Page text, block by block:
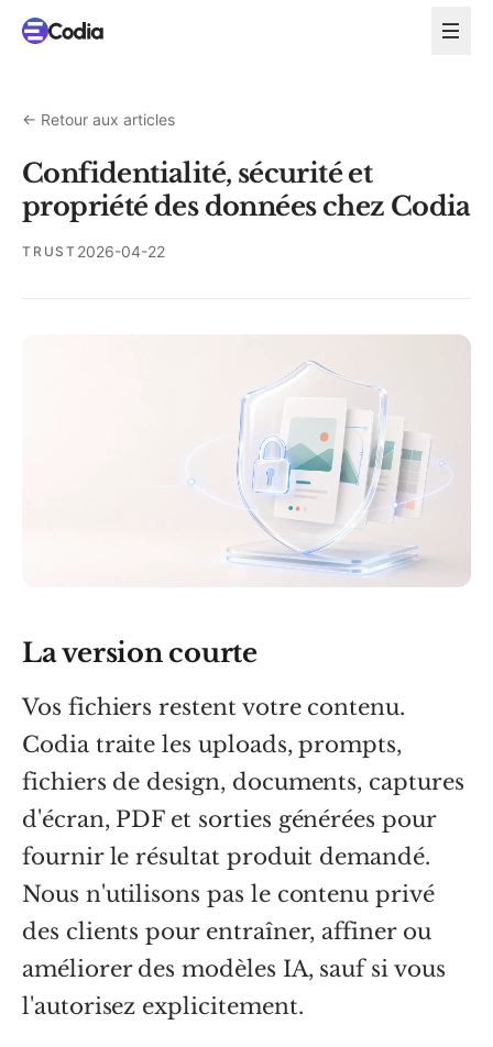
← Retour aux articles
Confidentialité, sécurité et
propriété des données chez Codia
TRUST 2026-04-22
La version courte
Vos fichiers restent votre contenu.
Codia traite les uploads, prompts,
fichiers de design, documents, captures
d'écran, PDF et sorties générées pour
fournir le résultat produit demandé.
Nous n'utilisons pas le contenu privé
des clients pour entraîner, affiner ou
améliorer des modèles IA, sauf si vous
l'autorisez explicitement.